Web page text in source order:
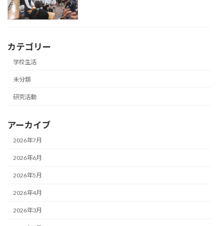
カテゴリー
学校生活
未分類
研究活動
アーカイブ
2026年7月
2026年6月
2026年5月
2026年4月
2026年3月